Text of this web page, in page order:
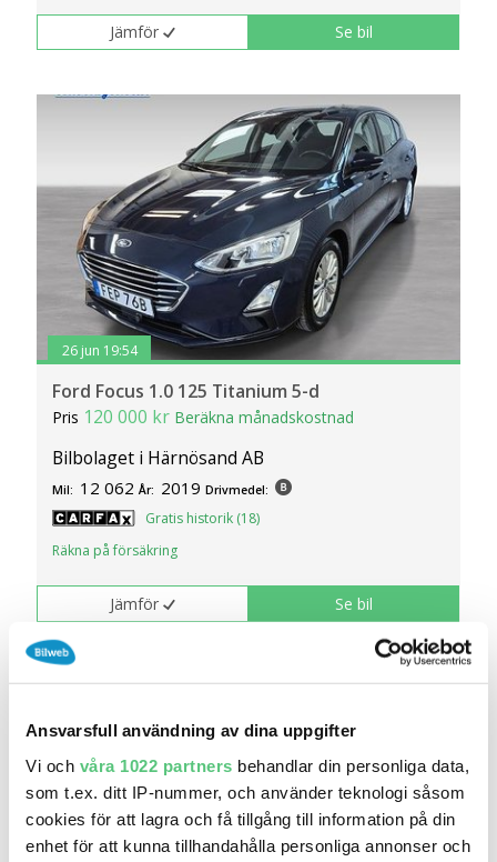
Ansvarsfull användning av dina uppgifter
Vi och våra 1022 partners behandlar din personliga data,
som t.ex. ditt IP-nummer, och använder teknologi såsom
cookies för att lagra och få tillgång till information på din
enhet för att kunna tillhandahålla personliga annonser och
Jämför Se bil
26 jun 19:54
Ford Focus 1.0 125 Titanium 5-d
Pris 120 000 kr Beräkna månadskostnad
Bilbolaget i Härnösand AB
Mil: 12 062 År: 2019 Drivmedel:
Gratis historik (18)
Räkna på försäkring
Jämför Se bil